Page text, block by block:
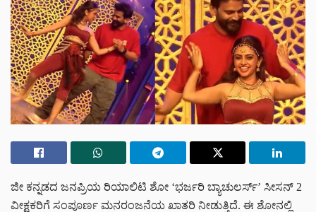
ಜೀ ಕನ್ನಡದ ಜನಪ್ರಿಯ ರಿಯಾಲಿಟಿ ಶೋ ‘ಭರ್ಜರಿ ಬ್ಯಾಚುಲರ್ಸ್’ ಸೀಸನ್ 2
ವೀಕ್ಷಕರಿಗೆ ಸಂಪೂರ್ಣ ಮನರಂಜನೆಯ ಖಾತರಿ ನೀಡುತ್ತಿದೆ. ಈ ಶೋನಲ್ಲಿ